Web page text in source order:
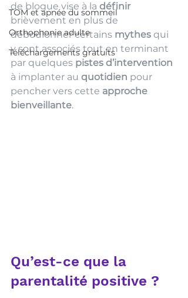
TOM et apnée du sommeil
Orthophonie adulte
Téléchargements gratuits
de blogue vise à la définir
brièvement en plus de
déboulonner certains mythes qui
y sont associés tout en terminant
par quelques pistes d’intervention
à implanter au quotidien pour
pencher vers cette approche
bienveillante.
Qu’est-ce que la
parentalité positive ?